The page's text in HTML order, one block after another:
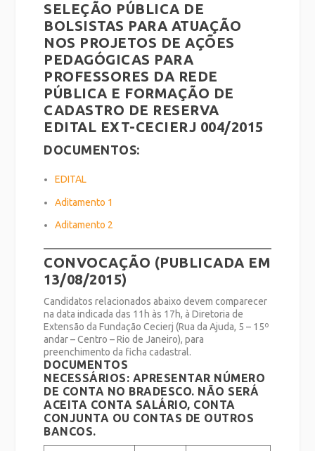
SELEÇÃO PÚBLICA DE
BOLSISTAS PARA ATUAÇÃO
NOS PROJETOS DE AÇÕES
PEDAGÓGICAS PARA
PROFESSORES DA REDE
PÚBLICA E FORMAÇÃO DE
CADASTRO DE RESERVA
EDITAL EXT-CECIERJ 004/2015
DOCUMENTOS:
EDITAL
Aditamento 1
Aditamento 2
CONVOCAÇÃO (PUBLICADA EM
13/08/2015)
Candidatos relacionados abaixo devem comparecer
na data indicada das 11h às 17h, à Diretoria de
Extensão da Fundação Cecierj (Rua da Ajuda, 5 – 15º
andar – Centro – Rio de Janeiro), para
preenchimento da ficha cadastral.
DOCUMENTOS
NECESSÁRIOS: APRESENTAR NÚMERO
DE CONTA NO BRADESCO. NÃO SERÁ
ACEITA CONTA SALÁRIO, CONTA
CONJUNTA OU CONTAS DE OUTROS
BANCOS.